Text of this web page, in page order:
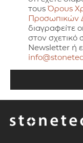
τους Όρους
Προσωπικών
διαγραφείτε
στον σχετικό
Newsletter ή